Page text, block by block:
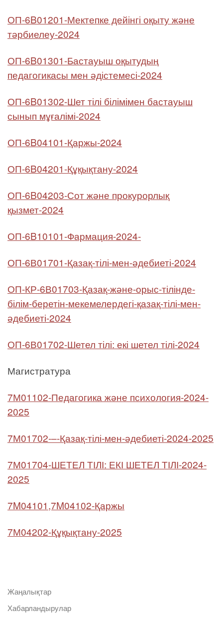
ОП-6B01201-Мектепке дейінгі оқыту және
тәрбиелеу-2024
ОП-6B01301-Бастауыш оқытудың
педагогикасы мен әдістемесі-2024
ОП-6B01302-Шет тілі білімімен бастауыш
сынып мұғалімі-2024
ОП-6B04101-Қаржы-2024
ОП-6B04201-Құқықтану-2024
ОП-6B04203-Сот және прокурорлық
қызмет-2024
ОП-6B10101-Фармация-2024-
ОП-6В01701-Қазақ-тілі-мен-әдебиеті-2024
ОП-КР-6В01703-Қазақ-және-орыс-тілінде-
білім-беретін-мекемелердегі-қазақ-тілі-мен-
әдебиеті-2024
ОП-6В01702-Шетел тілі: екі шетел тілі-2024
Магистратура
7М01102-Педагогика және психология-2024-
2025
7М01702-–-Қазақ-тілі-мен-әдебиеті-2024-2025
7М01704-ШЕТЕЛ ТІЛІ: ЕКІ ШЕТЕЛ ТІЛІ-2024-
2025
7M04101,7M04102-Қаржы
7М04202-Құқықтану-2025
Жаңалықтар
Хабарландырулар